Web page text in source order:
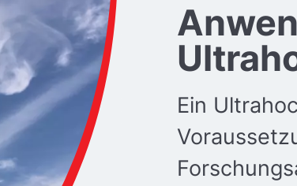
Ein